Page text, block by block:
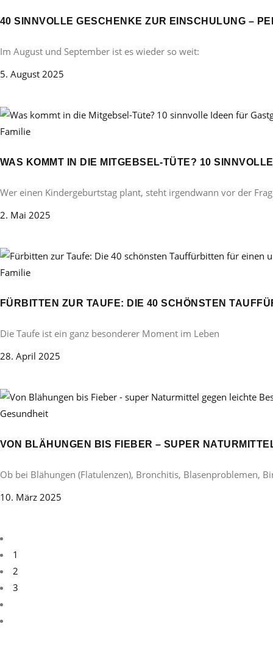
40 SINNVOLLE GESCHENKE ZUR EINSCHULUNG –
Im August und September ist es wieder so weit:
5. August 2025
Familie
WAS KOMMT IN DIE MITGEBSEL-TÜTE? 10
Wer einen Kindergeburtstag plant, steht irgendwann vor der
2. Mai 2025
Familie
FÜRBITTEN ZUR TAUFE: DIE 40 SCHÖNSTEN
Die Taufe ist ein ganz besonderer Moment im Leben
28. April 2025
Gesundheit
VON BLÄHUNGEN BIS FIEBER – SUPER
Ob bei Blähungen (Flatulenzen), Bronchitis, Blasenproblemen,
10. März 2025
1
2
3